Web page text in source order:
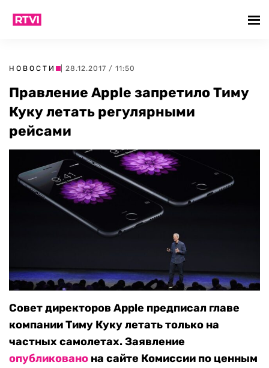
НОВОСТИ | 28.12.2017 / 11:50
Правление Apple запретило Тиму
Куку летать регулярными
рейсами
Совет директоров Apple предписал главе
компании Тиму Куку летать только на
частных самолетах. Заявление
опубликовано на сайте Комиссии по ценным